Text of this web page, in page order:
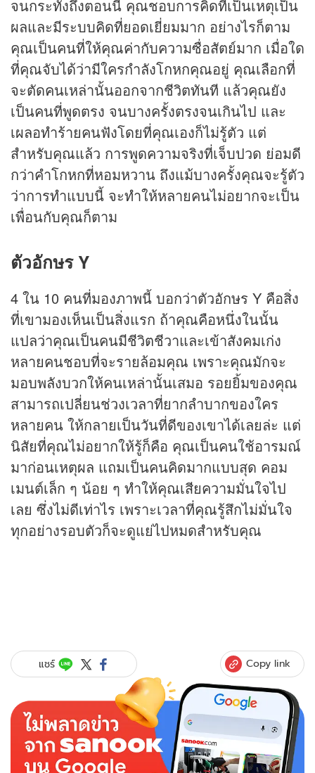
จนกระทั่งถึงตอนนี้ คุณชอบการคิดที่เป็นเหตุเป็น
ผลและมีระบบคิดที่ยอดเยี่ยมมาก อย่างไรก็ตาม
คุณเป็นคนที่ให้คุณค่ากับความซื่อสัตย์มาก เมื่อใด
ที่คุณจับได้ว่ามีใครกำลังโกหกคุณอยู่ คุณเลือกที่
จะตัดคนเหล่านั้นออกจากชีวิตทันที แล้วคุณยัง
เป็นคนที่พูดตรง จนบางครั้งตรงจนเกินไป และ
เผลอทำร้ายคนฟังโดยที่คุณเองก็ไม่รู้ตัว แต่
สำหรับคุณแล้ว การพูดความจริงที่เจ็บปวด ย่อมดี
กว่าคำโกหกที่หอมหวาน ถึงแม้บางครั้งคุณจะรู้ตัว
ว่าการทำแบบนี้ จะทำให้หลายคนไม่อยากจะเป็น
เพื่อนกับคุณก็ตาม
ตัวอักษร Y
4 ใน 10 คนที่มองภาพนี้ บอกว่าตัวอักษร Y คือสิ่ง
ที่เขามองเห็นเป็นสิ่งแรก ถ้าคุณคือหนึ่งในนั้น
แปลว่าคุณเป็นคนมีชีวิตชีวาและเข้าสังคมเก่ง
หลายคนชอบที่จะรายล้อมคุณ เพราะคุณมักจะ
มอบพลังบวกให้คนเหล่านั้นเสมอ รอยยิ้มของคุณ
สามารถเปลี่ยนช่วงเวลาที่ยากลำบากของใคร
หลายคน ให้กลายเป็นวันที่ดีของเขาได้เลยล่ะ แต่
นิสัยที่คุณไม่อยากให้รู้ก็คือ คุณเป็นคนใช้อารมณ์
มาก่อนเหตุผล แถมเป็นคนคิดมากแบบสุด คอม
เมนต์เล็ก ๆ น้อย ๆ ทำให้คุณเสียความมั่นใจไป
เลย ซึ่งไม่ดีเท่าไร เพราะเวลาที่คุณรู้สึกไม่มั่นใจ
ทุกอย่างรอบตัวก็จะดูแย่ไปหมดสำหรับคุณ
แชร์ Copy link